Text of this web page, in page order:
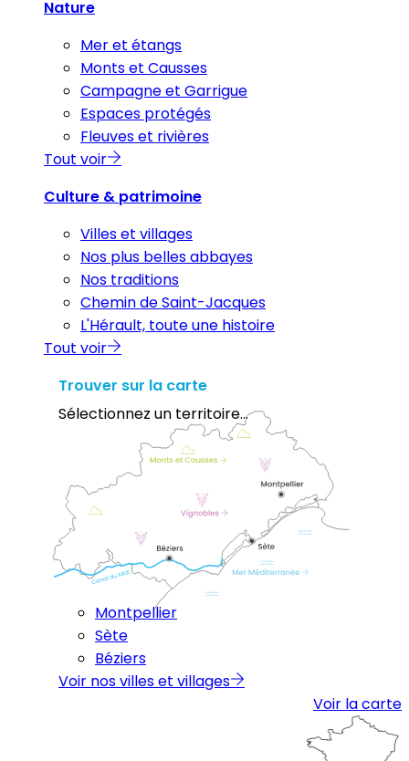
Nature
Mer et étangs
Monts et Causses
Campagne et Garrigue
Espaces protégés
Fleuves et rivières
Tout voir
Culture & patrimoine
Villes et villages
Nos plus belles abbayes
Nos traditions
Chemin de Saint-Jacques
L'Hérault, toute une histoire
Tout voir
Trouver sur la carte
Sélectionnez un territoire...
Montpellier
Sète
Béziers
Voir nos villes et villages
Voir la carte